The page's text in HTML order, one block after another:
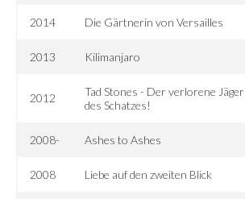
2014 Die Gärtnerin von Versailles
2013 Kilimanjaro
2012
Tad Stones - Der verlorene Jäger
des Schatzes!
2008- Ashes to Ashes
2008 Liebe auf den zweiten Blick